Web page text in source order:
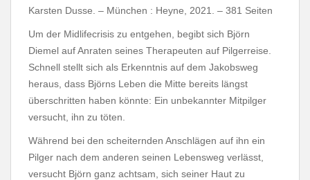
Karsten Dusse. – München : Heyne, 2021. – 381 Seiten
Um der Midlifecrisis zu entgehen, begibt sich Björn
Diemel auf Anraten seines Therapeuten auf Pilgerreise.
Schnell stellt sich als Erkenntnis auf dem Jakobsweg
heraus, dass Björns Leben die Mitte bereits längst
überschritten haben könnte: Ein unbekannter Mitpilger
versucht, ihn zu töten.
Während bei den scheiternden Anschlägen auf ihn ein
Pilger nach dem anderen seinen Lebensweg verlässt,
versucht Björn ganz achtsam, sich seiner Haut zu